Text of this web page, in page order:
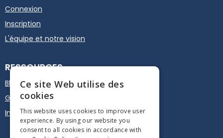
Connexion
Inscription
L'équipe et notre vision
RESSOURCES
Blog
Guide d'utilisation
Intégrez sur votre site
Ce site Web utilise des
cookies
This website uses cookies to improve user
experience. By using our website you
consent to all cookies in accordance with